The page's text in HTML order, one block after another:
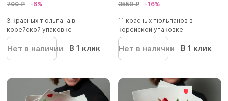
700 ₽ -6%
3 красных тюльпана в
корейской упаковке
Нет в наличии В 1 клик
3550 ₽ -16%
11 красных тюльпанов в
корейской упаковке
Нет в наличии В 1 клик